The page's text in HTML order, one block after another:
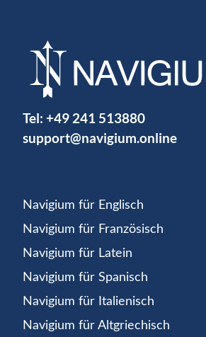
Tel: +49 241 513880
support@navigium.online
Navigium für Englisch
Navigium für Französisch
Navigium für Latein
Navigium für Spanisch
Navigium für Italienisch
Navigium für Altgriechisch